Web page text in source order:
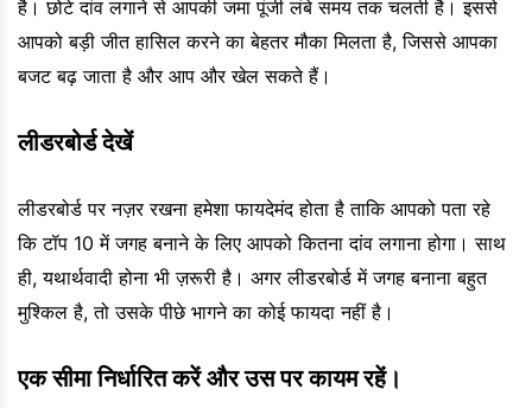
है। छोटे दांव लगाने से आपकी जमा पूंजी लंबे समय तक चलती है। इससे
आपको बड़ी जीत हासिल करने का बेहतर मौका मिलता है, जिससे आपका
बजट बढ़ जाता है और आप और खेल सकते हैं।
लीडरबोर्ड देखें
लीडरबोर्ड पर नज़र रखना हमेशा फायदेमंद होता है ताकि आपको पता रहे
कि टॉप 10 में जगह बनाने के लिए आपको कितना दांव लगाना होगा। साथ
ही, यथार्थवादी होना भी ज़रूरी है। अगर लीडरबोर्ड में जगह बनाना बहुत
मुश्किल है, तो उसके पीछे भागने का कोई फायदा नहीं है।
एक सीमा निर्धारित करें और उस पर कायम रहें।